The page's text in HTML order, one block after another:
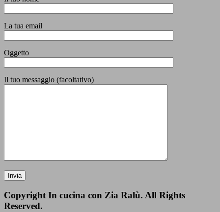
La tua email
Oggetto
Il tuo messaggio (facoltativo)
Copyright In cucina con Zia Ralù. All Rights
Reserved.